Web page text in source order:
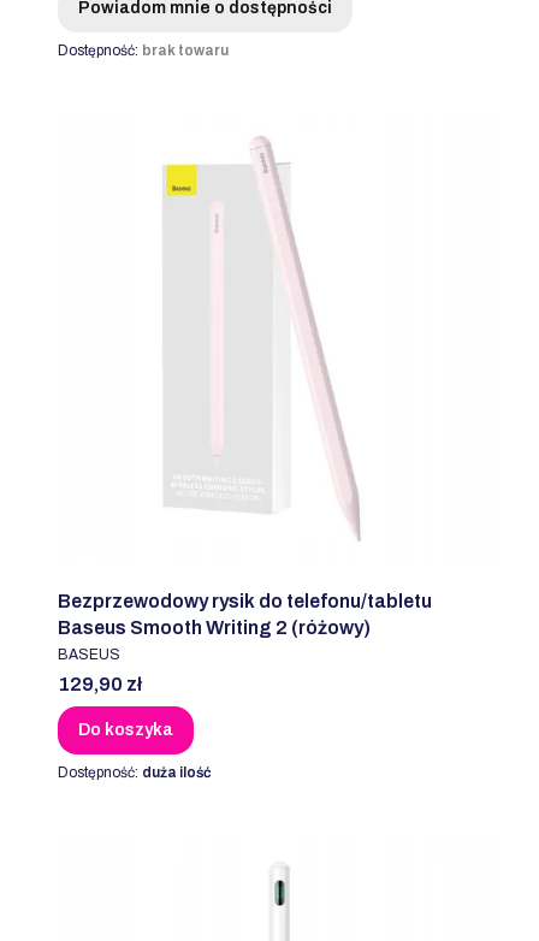
Powiadom mnie o dostępności
Dostępność: brak towaru
Bezprzewodowy rysik do telefonu/tabletu
Baseus Smooth Writing 2 (różowy)
PRODUCENT
BASEUS
Cena
129,90 zł
Do koszyka
Dostępność: duża ilość